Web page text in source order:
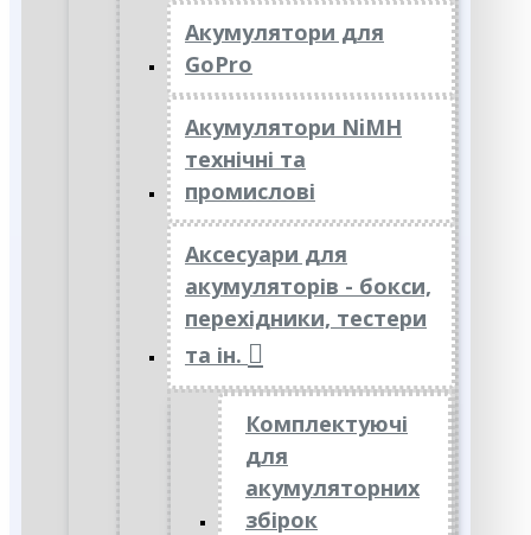
Акумулятори для
GoPro
Акумулятори NiMH
технічні та
промислові
Аксесуари для
акумуляторів - бокси,
перехідники, тестери
та ін.
Комплектуючі
для
акумуляторних
збірок